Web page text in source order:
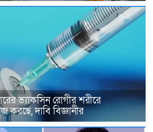
ভ্যাকসিন রোগীর শরীরে
করছে, দাবি বিজ্ঞানীর